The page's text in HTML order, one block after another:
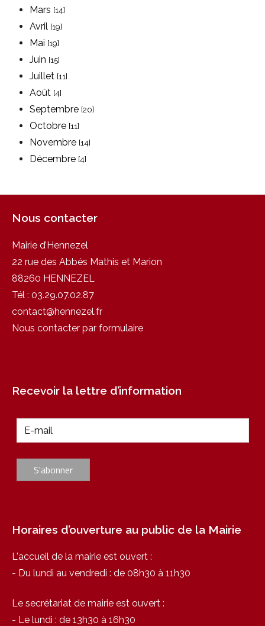
Mars [14]
Avril [19]
Mai [19]
Juin [15]
Juillet [11]
Août [4]
Septembre [20]
Octobre [11]
Novembre [14]
Décembre [4]
Nous contacter
Mairie d’Hennezel
22 rue des Abbés Mathis et Marion
88260 HENNEZEL
Tél : 03.29.07.02.87
contact@hennezel.fr
Nous contacter par formulaire
Recevoir la lettre d’information
Horaires d’ouverture au public de la Mairie
L'accueil de la mairie est ouvert :
- Du lundi au vendredi : de 08h30 à 11h30
Le secrétariat de mairie est ouvert :
- Le lundi : de 13h30 à 16h30